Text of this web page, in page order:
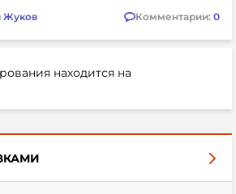
Жуков Комментарии: 0
находится на